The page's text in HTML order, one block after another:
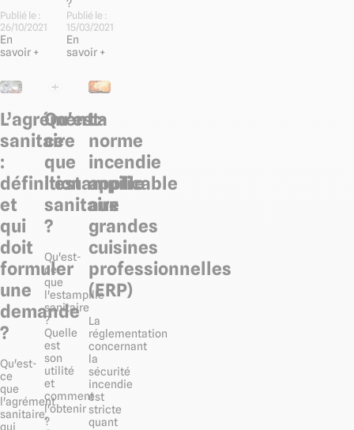
Publié le :
26/10/2021
En
savoir +
?
Publié le :
15/03/2021
En
savoir +
L’agrément
sanitaire
:
définition
et
qui
doit
formuler
une
demande
?
Qu'est-
ce
que
l'agrément
sanitaire,
qui
Qu'est-
ce
que
l'estampille
sanitaire
?
Qu'est-
ce
que
l'estampille
sanitaire
?
Quelle
est
son
utilité
et
comment
l'obtenir
?
La
norme
incendie
applicable
aux
grandes
cuisines
professionnelles
(ERP)
La
réglementation
concernant
la
sécurité
incendie
est
stricte
quant